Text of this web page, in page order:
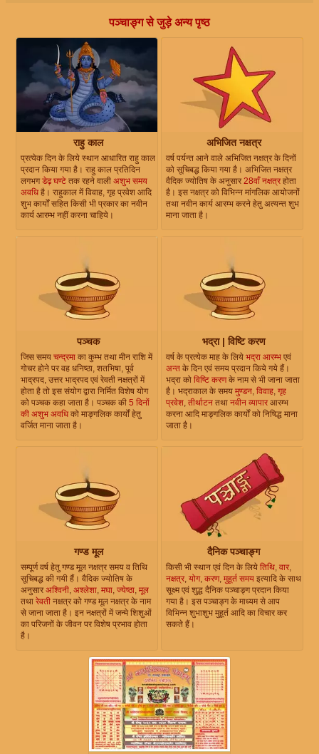
पञ्चाङ्ग से जुड़े अन्य पृष्ठ
राहु काल
प्रत्येक दिन के लिये स्थान आधारित राहु काल
प्रदान किया गया है। राहु काल प्रतिदिन
लगभगडेढ़ घण्टे तक रहने वाली अशुभ समय
अवधि है। राहुकाल में विवाह, गृह प्रवेश आदि
शुभ कार्यों सहित किसी भी प्रकार का नवीन
कार्य आरम्भ नहीं करना चाहिये।
अभिजित नक्षत्र
वर्ष पर्यन्त आने वाले अभिजित नक्षत्र के दिनों
को सूचिबद्ध किया गया है। अभिजित नक्षत्र
वैदिक ज्योतिष के अनुसार28वाँ नक्षत्रहोता
है। इस नक्षत्र को विभिन्न मांगलिक आयोजनों
तथा नवीन कार्य आरम्भ करने हेतु अत्यन्त शुभ
माना जाता है।
पञ्चक
जिस समय चन्द्रमा का कुम्भ तथा मीन राशि में
गोचर होने पर वह धनिष्ठा, शतभिषा, पूर्व
भाद्रपद, उत्तर भाद्रपद एवं रेवती नक्षत्रों में
होता है तो इस संयोग द्वारा निर्मित विशेष योग
को पञ्चक कहा जाता है। पञ्चक की 5 दिनों
की अशुभ अवधि को माङ्गलिक कार्यों हेतु
वर्जित माना जाता है।
भद्रा | विष्टि करण
वर्ष के प्रत्येक माह के लिये भद्रा आरम्भ एवं
अन्त के दिन एवं समय प्रदान किये गये हैं।
भद्रा को विष्टि करणके नाम से भी जाना जाता
है। भद्राकाल के समय मुण्डन, विवाह, गृह
प्रवेश, तीर्थाटन तथा नवीन व्यापारआरम्भ
करना आदि माङ्गलिक कार्यों को निषिद्ध माना
जाता है।
गण्ड मूल
सम्पूर्ण वर्ष हेतु गण्ड मूल नक्षत्र समय व तिथि
सूचिबद्ध की गयी हैं। वैदिक ज्योतिष के
अनुसारअश्विनी, अश्लेशा, मघा, ज्येष्ठा, मूल
तथा रेवती नक्षत्र को गण्ड मूल नक्षत्र के नाम
से जाना जाता है। इन नक्षत्रों में जन्मे शिशुओं
का परिजनों के जीवन पर विशेष प्रभाव होता
है।
दैनिक पञ्चाङ्ग
किसी भी स्थान एवं दिन के लिये तिथि, वार,
नक्षत्र, योग, करण, मुहूर्त समय इत्यादि के साथ
सूक्ष्म एवं शुद्ध दैनिक पञ्चाङ्ग प्रदान किया
गया है। इस पञ्चाङ्ग के माध्यम से आप
विभिन्न शुभाशुभ मुहूर्त आदि का विचार कर
सकते हैं।